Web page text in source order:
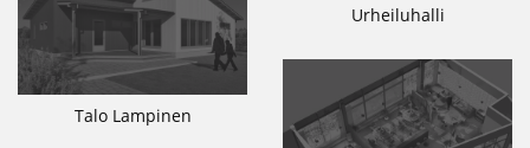
Urheiluhalli
Talo Lampinen